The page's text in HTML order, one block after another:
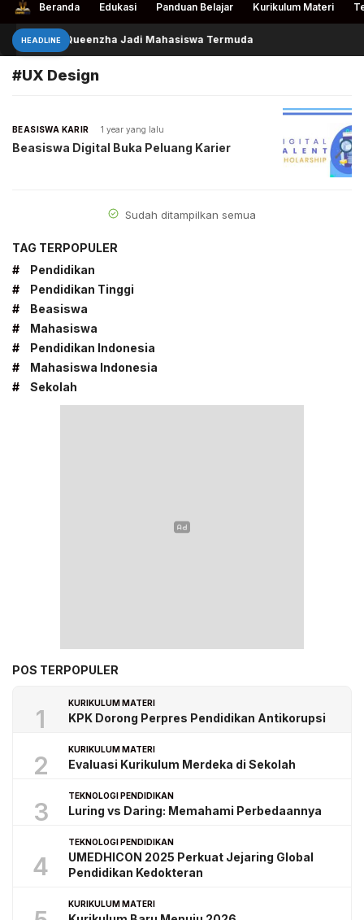
Beranda Edukasi Panduan Belajar Kurikulum Materi
HEADLINEQueenzha Jadi Mahasiswa Termuda
#UX Design
BEASISWA KARIR 1 year yang lalu
Beasiswa Digital Buka Peluang Karier
Sudah ditampilkan semua
TAG TERPOPULER
#
Pendidikan
#
Pendidikan Tinggi
#
Beasiswa
#
Mahasiswa
#
Pendidikan Indonesia
#
Mahasiswa Indonesia
#
Sekolah
POS TERPOPULER
1
KURIKULUM MATERI
KPK Dorong Perpres Pendidikan Antikorupsi
2
KURIKULUM MATERI
Evaluasi Kurikulum Merdeka di Sekolah
3
TEKNOLOGI PENDIDIKAN
Luring vs Daring: Memahami Perbedaannya
4
TEKNOLOGI PENDIDIKAN
UMEDHICON 2025 Perkuat Jejaring Global
Pendidikan Kedokteran
KURIKULUM MATERI